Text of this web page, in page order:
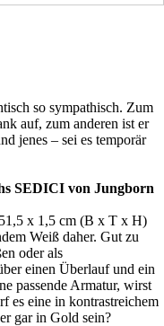
so sympathisch. Zum
auf, zum anderen ist er
jenes – sei es temporär
SEDICI von Jungborn
x 1,5 cm (B x T x H)
Weiß daher. Gut zu
oder als
einen Überlauf und ein
passende Armatur, wirst
es eine in kontrastreichem
gar in Gold sein?